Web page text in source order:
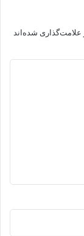
علامت‌گذاری شده‌اند